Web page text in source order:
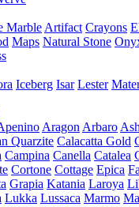
Marble Artifact Crayons
Maps Natural Stone
Iceberg Isar Lester
Aragon Arbaro Ash
Quarzite Calacatta Gold
Campina Canella Catalea
Cortone Cottage Epica
Grapia Katania Laroya
Lukka Lussaca Marmo